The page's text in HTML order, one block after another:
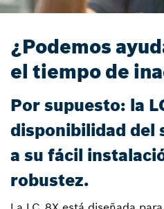
¿Podemos
el tiempo de
Por supuesto: la
disponibilidad del
a su fácil
robustez.